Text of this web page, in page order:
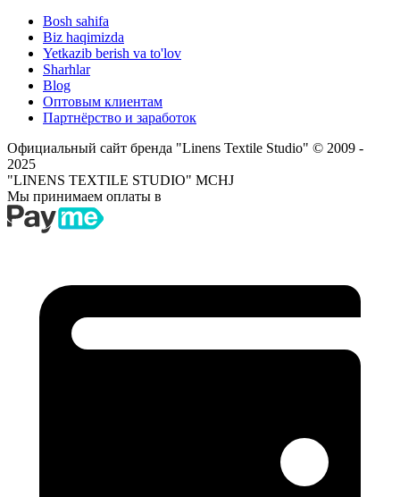
Bosh sahifa
Biz haqimizda
Yetkazib berish va to'lov
Sharhlar
Blog
Оптовым клиентам
Партнёрство и заработок
Официальный сайт бренда "Linens Textile Studio" © 2009 -
2025
"LINENS TEXTILE STUDIO" MCHJ
Мы принимаем оплаты в